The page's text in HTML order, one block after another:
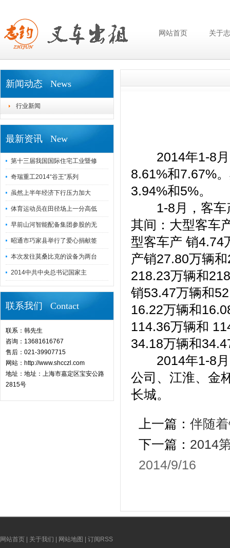
网站首页 关于
新闻动态 News
行业新闻
最新资讯 New
第十三届我国国际住宅工业暨修
奇瑞重工2014“谷王”系列
虽然上半年经济下行压力加大
体育运动员在田径场上一分高低
早前山河智能配备集团参股的无
昭通市巧家县举行了爱心捐献签
本次发往莫桑比克的设备为两台
2014中共中央总书记国家主
联系我们 Contact
联系：韩先生
咨询：13681616767
售后：021-39907715
网站：http://www.shcczl.com
地址：地址：上海市嘉定区宝安公路
2815号
2014年1-8月
8.61%和7.67%
3.94%和5%。
1-8月，客车产
其间：大型客车
型客车产 销4.74
产销27.80万辆
218.23万辆和
销53.47万辆和
16.22万辆和
114.36万辆和
34.18万辆和
2014年1-8月
公司、江淮、金
长城。
上一篇： 伴随
下一篇： 2014
2014/9/16
网站首页 关于我们 网站地图
订阅RSS